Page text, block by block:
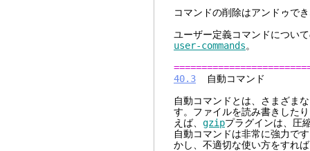
コマンドの削除はアンドゥで
ユーザー定義コマンドについ
user-commands。
40.3 自動コマンド
自動コマンドとは、さまざま
す。ファイルを読み書きした
えば、 gzipプラグインは、圧
自動コマンドは非常に強力で
かし、不適切な使い方をすれ